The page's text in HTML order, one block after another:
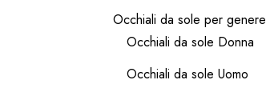
Occhiali da sole per genere
Occhiali da sole Donna
Occhiali da sole Uomo